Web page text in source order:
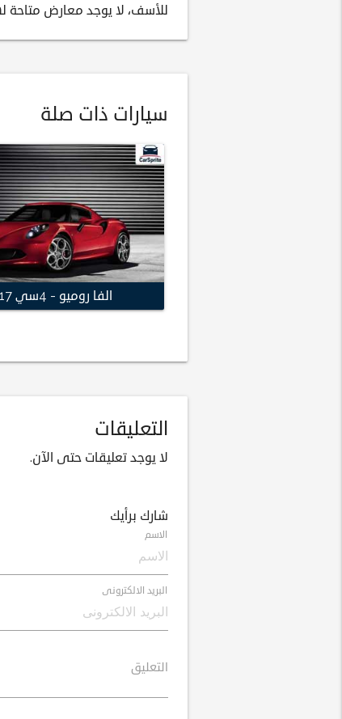
للأسف، لا يوجد معارض متاحة
سيارات ذات صلة
الفا روميو - 4سي 2017
التعليقات
لا يوجد تعليقات حتى الآن.
شارك برأيك
الاسم
البريد الالكترونى
التعليق